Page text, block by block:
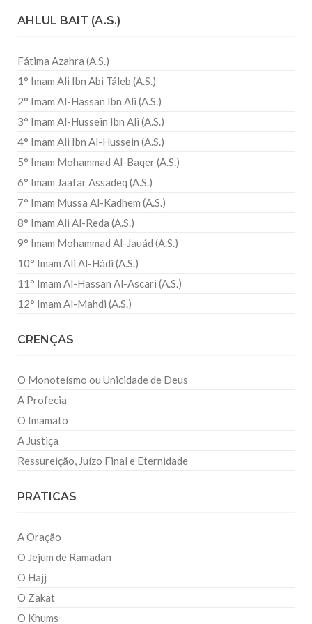
AHLUL BAIT (A.S.)
Fátima Azahra (A.S.)
1° Imam Ali Ibn Abi Táleb (A.S.)
2° Imam Al-Hassan Ibn Ali (A.S.)
3° Imam Al-Hussein Ibn Ali (A.S.)
4° Imam Ali Ibn Al-Hussein (A.S.)
5° Imam Mohammad Al-Baqer (A.S.)
6° Imam Jaafar Assadeq (A.S.)
7° Imam Mussa Al-Kadhem (A.S.)
8° Imam Ali Al-Reda (A.S.)
9° Imam Mohammad Al-Jauád (A.S.)
10° Imam Ali Al-Hádi (A.S.)
11° Imam Al-Hassan Al-Ascari (A.S.)
12° Imam Al-Mahdi (A.S.)
CRENÇAS
O Monoteísmo ou Unicidade de Deus
A Profecia
O Imamato
A Justiça
Ressureição, Juízo Final e Eternidade
PRATICAS
A Oração
O Jejum de Ramadan
O Hajj
O Zakat
O Khums